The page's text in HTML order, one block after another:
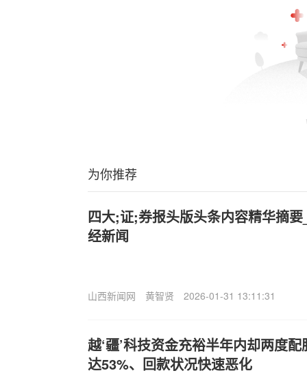
为你推荐
四大;证;券报头版头条内容精华摘
经新闻
山西新闻网 黄智贤 2026-01-31 13:11:31
越‘疆’科技资金充裕半年内却两度
达53%、回款状况快速恶化